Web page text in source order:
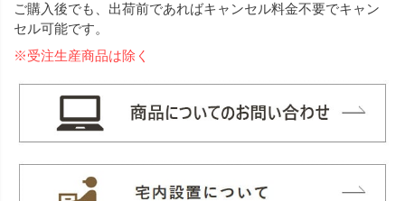
ご購入後でも、出荷前であればキャンセル料金不要でキャン
セル可能です。
※受注生産商品は除く